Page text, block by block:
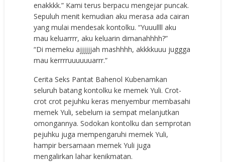
enakkkk.” Kami terus berpacu mengejar puncak.
Sepuluh menit kemudian aku merasa ada cairan
yang mulai mendesak kontolku. “Yuuullll aku
mau keluarrrr, aku keluarin dimanahhhh?”
“Di memeku ajjjjjjah mashhhh, akkkkuuu juggga
mau kerrrruuuuuuarrr.”
Cerita Seks Pantat Bahenol Kubenamkan
seluruh batang kontolku ke memek Yuli. Crot-
crot crot pejuhku keras menyembur membasahi
memek Yuli, sebelum ia sempat melanjutkan
omongannya. Sodokan kontolku dan semprotan
pejuhku juga mempengaruhi memek Yuli,
hampir bersamaan memek Yuli juga
mengalirkan lahar kenikmatan.